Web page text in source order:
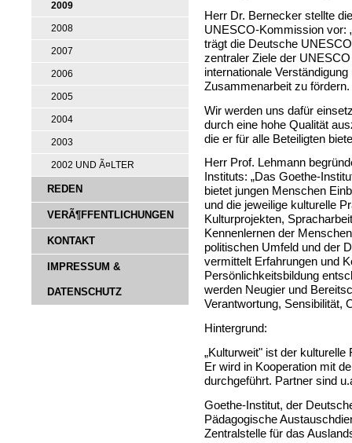
2009
2008
2007
2006
2005
2004
2003
2002 UND Ã¤LTER
REDEN
VERÃ¶FFENTLICHUNGEN
KONTAKT
IMPRESSUM &
DATENSCHUTZ
Herr Dr. Bernecker stellte
UNESCO-Kommission vor:
trägt die Deutsche
zentraler Ziele der
internationale
Zusammenarbeit zu fördern.
Wir werden uns dafür
durch eine hohe Qualität
die er für alle Beteiligten
Herr Prof. Lehmann
Instituts: „Das Goethe-
bietet jungen Menschen
und die jeweilige kulturelle
Kulturprojekten,
Kennenlernen der
politischen Umfeld und der
vermittelt Erfahrungen und
Persönlichkeitsbildung
werden Neugier und
Verantwortung, Sensibilität,
Hintergrund:
„Kulturweit" ist der
Er wird in Kooperation mit
durchgeführt. Partner sind
Goethe-Institut, der
Pädagogische
Zentralstelle für das